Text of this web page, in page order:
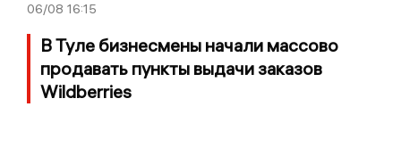
06/08 16:15
В Туле бизнесмены начали массово
продавать пункты выдачи заказов
Wildberries